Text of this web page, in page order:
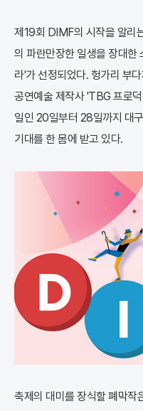
제19회 DIMF의 시작을 알리
의 파란만장한 일생을 장대한
라'가 선정되었다. 헝가리 부
공연예술 제작사 'TBG 프로
일인 20일부터 28일까지 대
기대를 한 몸에 받고 있다.
축제의 대미를 장식할 폐막작